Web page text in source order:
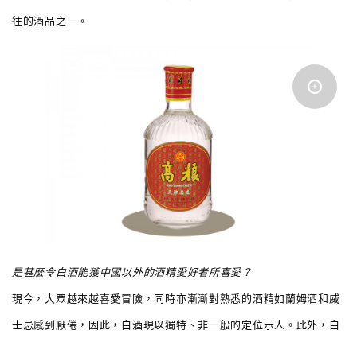
往的酒品之一。
是甚麼令白酒能獲中國以外的酒精愛好者所喜愛？
現今，大眾越來越喜愛冒險，同時亦漸漸對熟悉的酒精如蘭姆酒和威
士忌感到厭倦，因此，白酒現以獨特、非一般的定位示人。此外，白